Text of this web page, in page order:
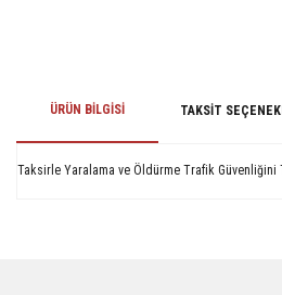
ÜRÜN BILGISI TAKSIT
Taksirle Yaralama ve Öldürme Trafik Güvenliğini